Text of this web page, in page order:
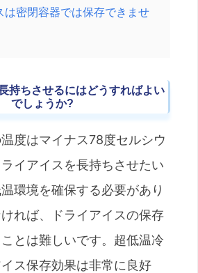
は密閉容器では保存できませ
持ちさせるにはどうすればよい
でしょうか?
度はマイナス78度セルシウ
イアイスを長持ちさせたい
環境を確保する必要があり
れば、ドライアイスの保存
とは難しいです。超低温冷
ス保存効果は非常に良好